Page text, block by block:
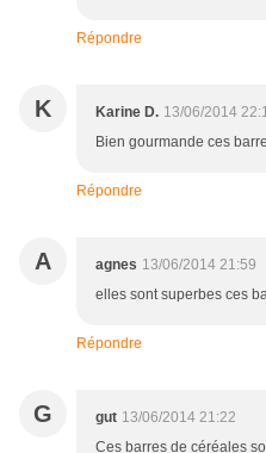
Répondre
K Karine D. 13/06/2014
Bien gourmande ces
Répondre
A agnes 13/06/2014 21:59
elles sont superbes ces
Répondre
G gut 13/06/2014 21:22
Ces barres de céréales